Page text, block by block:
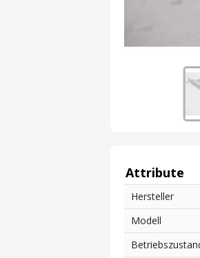
Attribute
Hersteller
Modell